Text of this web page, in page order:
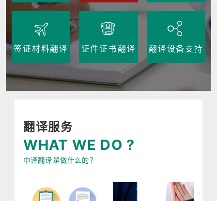
签证材料翻译 证件证书翻译 翻译设备支持
翻译服务
WHAT WE DO ?
中译翻译是做什么的？